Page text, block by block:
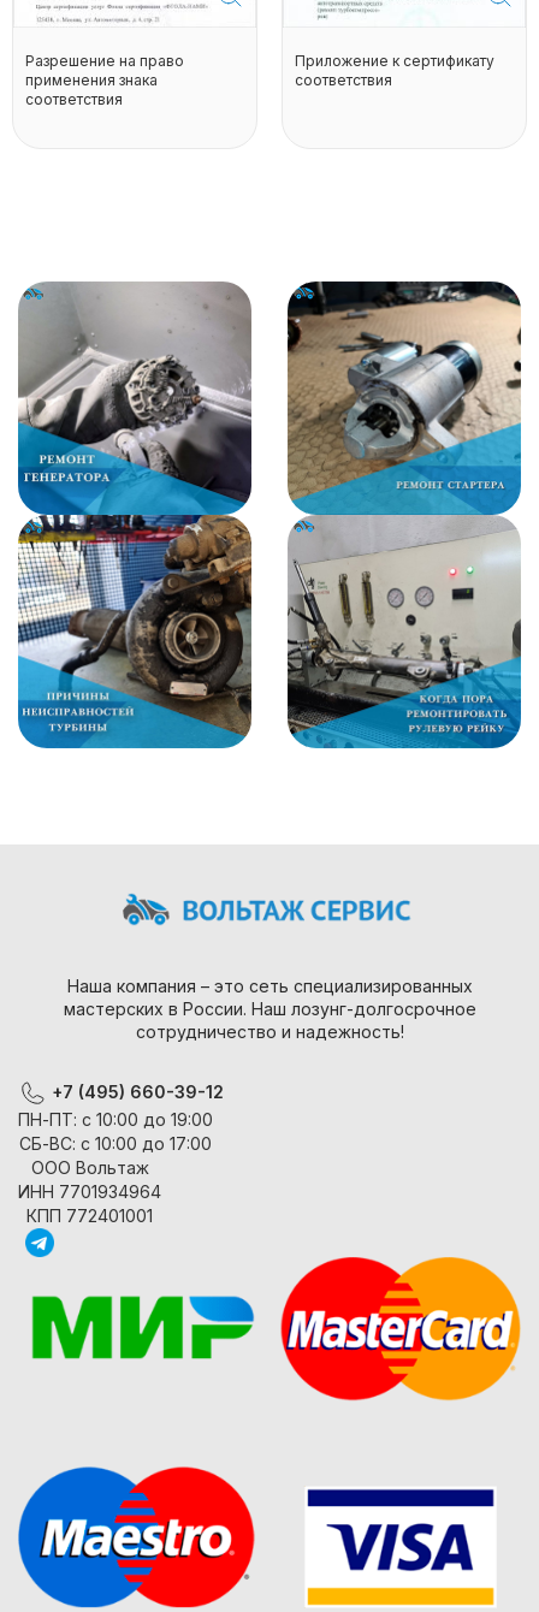
Разрешение на право
применения знака
соответствия
Приложение к сертификату
соответствия
Наша компания – это сеть специализированных
мастерских в России. Наш лозунг-долгосрочное
сотрудничество и надежность!
+7 (495) 660-39-12
ПН-ПТ: с 10:00 до 19:00
СБ-ВС: с 10:00 до 17:00
ООО Вольтаж
ИНН 7701934964
КПП 772401001